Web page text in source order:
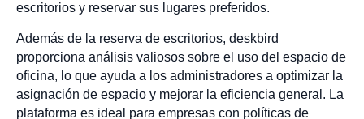
escritorios y reservar sus lugares preferidos.
Además de la reserva de escritorios, deskbird
proporciona análisis valiosos sobre el uso del espacio de
oficina, lo que ayuda a los administradores a optimizar la
asignación de espacio y mejorar la eficiencia general. La
plataforma es ideal para empresas con políticas de